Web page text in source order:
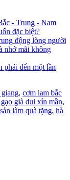
- Trung - Nam
đặc biệt?
động lòng người
nhớ mãi không
phải đến một lần
giang, cơm lam bắc
gạo già dui xín mần,
làm quà tặng, hà